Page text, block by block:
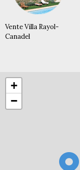
Vente Villa Rayol-
Canadel
+
−